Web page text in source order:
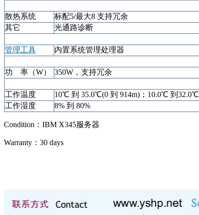
散热系统
标配5/最大8 支持冗余
其它
光通路诊断
管理工具
内置系统管理处理器
功 率（W）
350W，支持冗余
工作温度
10℃ 到 35.0℃(0 到 914m)；10.0℃ 到
工作湿度
8% 到 80%
Condition： IBM X345服务器
Warranty： 30 days